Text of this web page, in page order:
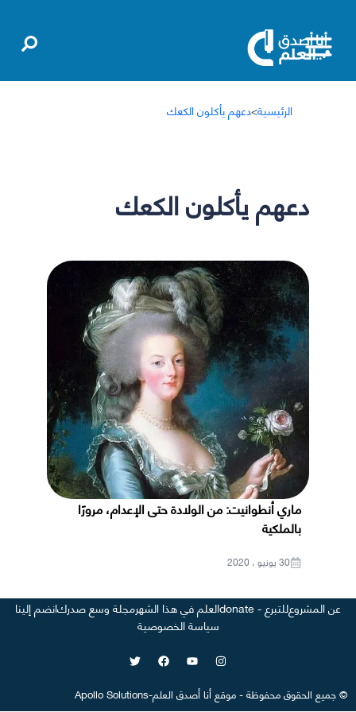
الرئيسية>دعهم يأكلون الكعك
دعهم يأكلون الكعك
ماري أنطوانيت: من الولادة حتى الإعدام، مرورًا
بالملكية
30 يونيو ، 2020
عن المشروعللتبرع - donate العلم في هذا الشهرمجلة وسع صدركانضم إلينا
سياسة الخصوصية
©جميع الحقوق محفوظة-موقعأنا أصدق العلم-
Apollo Solutions